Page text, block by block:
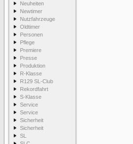
Neuheiten
Newtimer
Nutzfahrzeuge
Oldtimer
Personen
Pflege
Premiere
Presse
Produktion
R-Klasse
R129 SL-Club
Rekordfahrt
S-Klasse
Service
Service
Sicherheit
Sicherheit
SL